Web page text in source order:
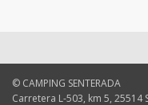
© CAMPING SENTERADA
Carretera L-503, km 5, 25514